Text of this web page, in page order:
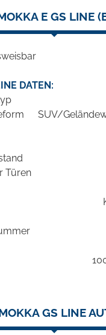
E GS LINE
DATEN:
SUV/
Türen
GS LINE